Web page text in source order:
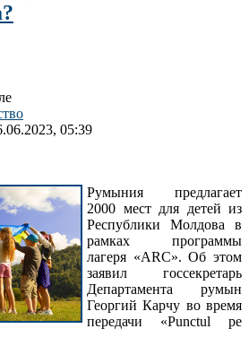
05:39
Румыния предлагает
2000 мест для детей из
Республики Молдова в
рамках программы
лагеря «ARC». Об этом
заявил госсекретарь
Департамента румын
Георгий Карчу во время
передачи «Punctul pe